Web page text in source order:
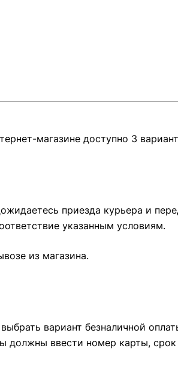
магазине доступно 3
приезда курьера и
указанным условиям.
из магазина.
вариант безналичной
должны ввести номер карты,